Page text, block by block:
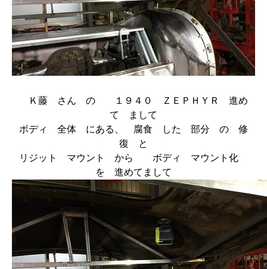
Ｋ藤 さん の １９４０ ＺＥＰＨＹＲ 進め
て まして
ボディ 全体 にある、 腐食 した 部分 の 修
復 と
リジット マウント から ボディ マウント化
を 進めてまして